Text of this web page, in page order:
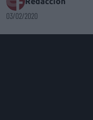
03/02/2020